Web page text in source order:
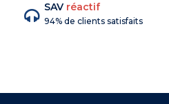
SAV réactif
94% de clients satisfaits